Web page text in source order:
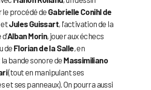
le procédé de Gabrielle Conihl de
Jules Guissart, l’activation de la
Alban Morin, jouer aux échecs
deFlorian de la Salle, en
bande sonore de Massimiliano
(tout en manipulant ses
et ses panneaux). On pourra aussi